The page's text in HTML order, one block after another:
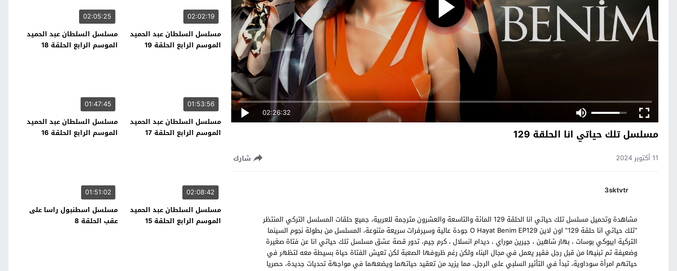
02:26:32
مسلسل تلك حياتي انا الحلقة 129
11 أكتوبر 2024 شارك
3sktvtr
مشاهدة وتحميل مسلسل تلك حياتي انا الحلقة 129 المائة والتاسعة والعشرون مترجمة للعربية، جميع حلقات المسلسل التركي المنتظر
“تلك حياتي انا حلقة 129” اون لاين O Hayat Benim EP129 جودة عالية وسيرفرات سريعة متنوعة، المسلسل من بطولة نجوم السينما
التركية ايبوكي بوسات ، بهار شاهين ، جيرين موراي ، ديدام انسلال ، كرم جيم، تدور قصة عشق مسلسل تلك حياتي انا عن فتاة صغيرة
وضعيفة تم تبنيها من قبل رجل فقير يعمل في مجال البناء ولكن رغم ظروفها الصعبة لكن تعيش الفتاة حياة بسيطة معه لتظهر في
حياتهم امرأة سوداوية، تبدأ في التأثير السلبي على الرجل، مما يزيد من تعقيد حياتهما ويضعهما في مواجهة تحديات جديدة، حصريا
02:02:19
مسلسل السلطان عبد الحميد
الموسم الرابع الحلقة 19
02:05:25
مسلسل السلطان عبد الحميد
الموسم الرابع الحلقة 18
01:53:56
مسلسل السلطان عبد الحميد
الموسم الرابع الحلقة 17
01:47:45
مسلسل السلطان عبد الحميد
الموسم الرابع الحلقة 16
02:08:42
مسلسل السلطان عبد الحميد
الموسم الرابع الحلقة 15
01:51:02
مسلسل اسطنبول راسا على
عقب الحلقة 8